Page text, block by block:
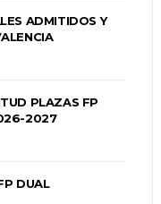
ADMITIDOS Y
PLAZAS FP
2027
DUAL